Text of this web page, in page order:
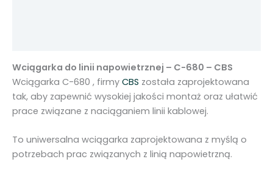
Wciągarka do linii napowietrznej – C-680 – CBS
Wciągarka C-680 , firmy CBS została zaprojektowana
tak, aby zapewnić wysokiej jakości montaż oraz ułatwić
prace związane z naciąganiem linii kablowej.
To uniwersalna wciągarka zaprojektowana z myślą o
potrzebach prac związanych z linią napowietrzną.